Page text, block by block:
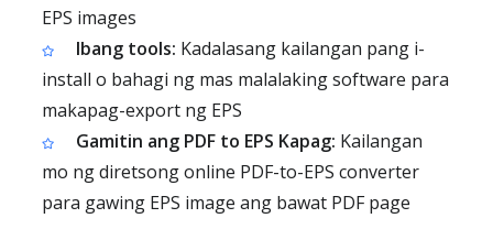
EPS images
Ibang tools: Kadalasang kailangan pang i-
install o bahagi ng mas malalaking software para
makapag-export ng EPS
Gamitin ang PDF to EPS Kapag: Kailangan
mo ng diretsong online PDF-to-EPS converter
para gawing EPS image ang bawat PDF page